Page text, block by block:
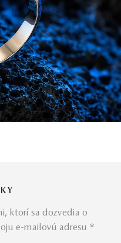
ktorí sa dozvedia o
e-mailovú adresu *